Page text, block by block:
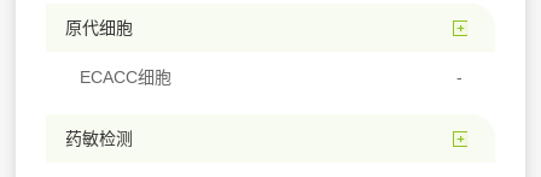
原代细胞
ECACC细胞
药敏检测